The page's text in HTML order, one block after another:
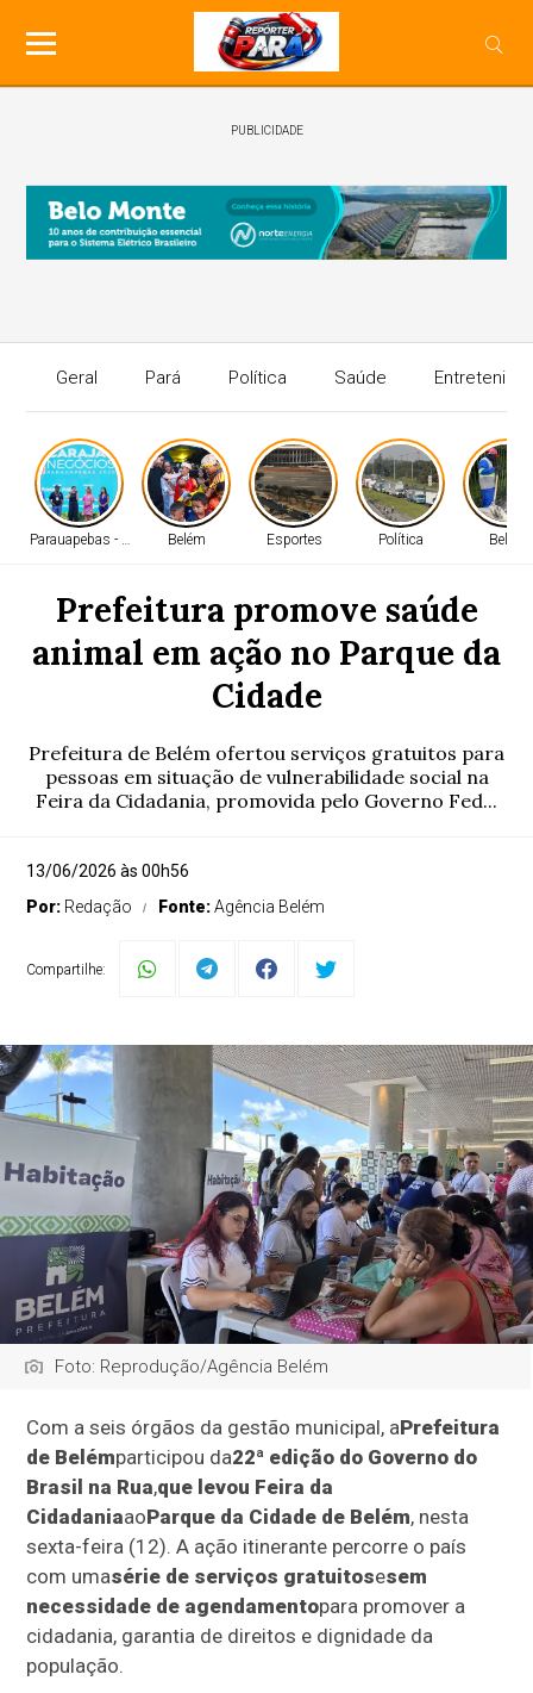
PUBLICIDADE
Geral Pará Política Saúde
Parauapebas - PA Belém Esportes Política Belém
Prefeitura promove saúde
animal em ação no Parque da
Cidade
Prefeitura de Belém ofertou serviços gratuitos para
pessoas em situação de vulnerabilidade social na
Feira da Cidadania, promovida pelo Governo Fed...
13/06/2026 às 00h56
Por: Redação Fonte:Agência Belém
Compartilhe:
Foto: Reprodução/Agência Belém
Com a seis órgãos da gestão municipal, aPrefeitura
de Belémparticipou da22ª edição do Governo do
Brasil na Rua,que levou Feira da
CidadaniaaoParque da Cidade de Belém, nesta
sexta-feira (12). A ação itinerante percorre o país
com umasérie de serviços gratuitosesem
necessidade de agendamentopara promover a
cidadania, garantia de direitos e dignidade da
população.